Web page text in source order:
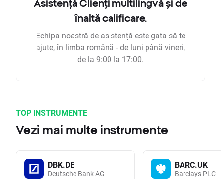
Asistență Clienți multilingvă și de
înaltă calificare.
Echipa noastră de asistență este gata să te
ajute, în limba română - de luni până vineri,
de la 9:00 la 17:00.
TOP INSTRUMENTE
Vezi mai multe instrumente
DBK.DE
Deutsche Bank AG
BARC.UK
Barclays PLC